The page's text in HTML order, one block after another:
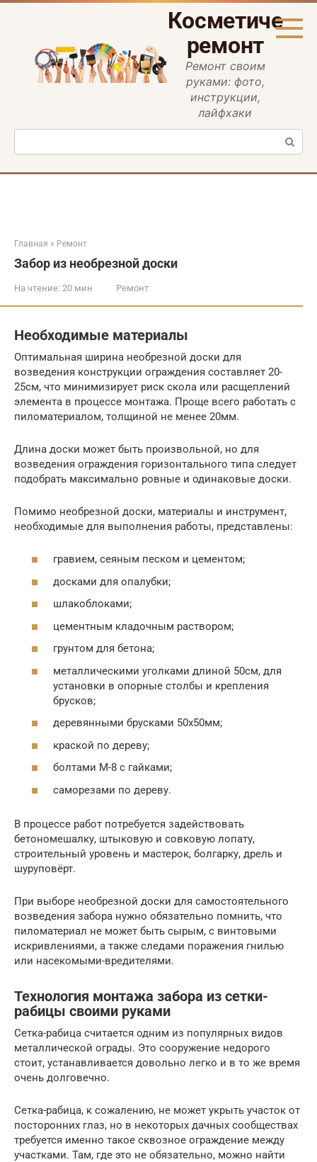
Перейти
ремонт
Ремонт своим
руками: фото,
инструкции,
лайфхаки
Поиск:
Главная » Ремонт
Забор из необрезной доски
На чтение: 20 мин Ремонт
Необходимые материалы
Оптимальная ширина необрезной доски для
возведения конструкции ограждения составляет 20-
25см, что минимизирует риск скола или расщеплений
элемента в процессе монтажа. Проще всего работать с
пиломатериалом, толщиной не менее 20мм.
Длина доски может быть произвольной, но для
возведения ограждения горизонтального типа следует
подобрать максимально ровные и одинаковые доски.
Помимо необрезной доски, материалы и инструмент,
необходимые для выполнения работы, представлены:
гравием, сеяным песком и цементом;
досками для опалубки;
шлакоблоками;
цементным кладочным раствором;
грунтом для бетона;
металлическими уголками длиной 50см, для
установки в опорные столбы и крепления
брусков;
деревянными брусками 50х50мм;
краской по дереву;
болтами М-8 с гайками;
саморезами по дереву.
В процессе работ потребуется задействовать
бетономешалку, штыковую и совковую лопату,
строительный уровень и мастерок, болгарку, дрель и
шуруповёрт.
При выборе необрезной доски для самостоятельного
возведения забора нужно обязательно помнить, что
пиломатериал не может быть сырым, с винтовыми
искривлениями, а также следами поражения гнилью
или насекомыми-вредителями.
Технология монтажа забора из сетки-
рабицы своими руками
Сетка-рабица считается одним из популярных видов
металлической ограды. Это сооружение недорого
стоит, устанавливается довольно легко и в то же время
очень долговечно.
Сетка-рабица, к сожалению, не может укрыть участок от
посторонних глаз, но в некоторых дачных сообществах
требуется именно такое сквозное ограждение между
участками. Там, где это не обязательно, можно найти